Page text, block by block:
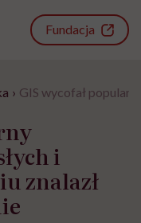
Fundacja
› GIS wycofał
i
znalazł